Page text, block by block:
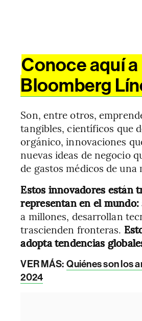
Conoce aquí
Bloomberg
Son, entre otros,
tangibles, científicos que
orgánico, innovaciones
nuevas ideas de negocio
de gastos médicos de una
Estos innovadores están
representan en el mundo:
a millones, desarrollan
trascienden fronteras.
adopta tendencias
VER MÁS: Quiénes son los
2024